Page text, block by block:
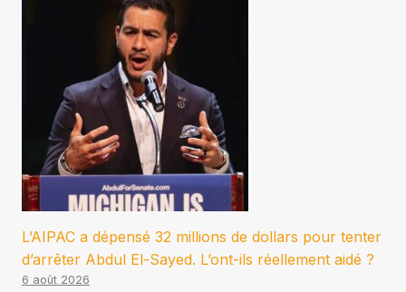
L’AIPAC a dépensé 32 millions de dollars pour tenter
d’arrêter Abdul El-Sayed. L’ont-ils réellement aidé ?
6 août 2026